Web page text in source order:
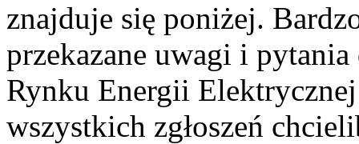
znajduje się poniżej.
przekazane uwagi i
Rynku Energii
wszystkich zgłoszeń